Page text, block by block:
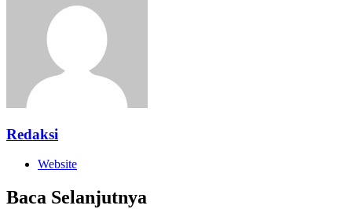
Redaksi
Website
Baca Selanjutnya